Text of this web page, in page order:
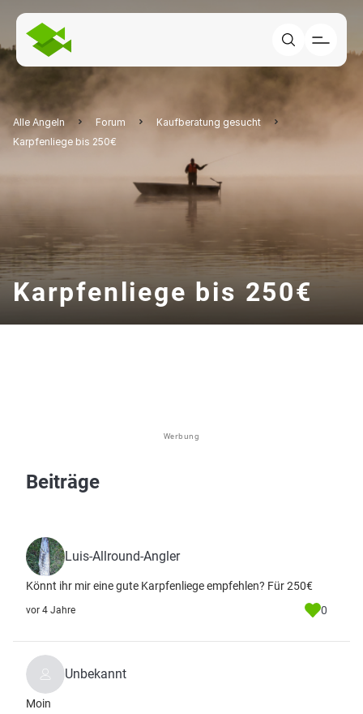
Alle Angeln Forum
Kaufberatung gesucht
Karpfenliege bis 250€
Karpfenliege bis 250€
Werbung
Beiträge
Luis-Allround-Angler
Könnt ihr mir eine gute Karpfenliege empfehlen? Für 250€
vor 4 Jahre 0
Unbekannt
Moin